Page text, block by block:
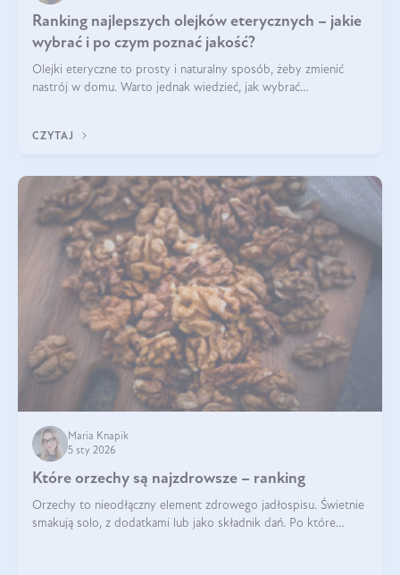
Ranking najlepszych olejków eterycznych – jakie
wybrać i po czym poznać jakość?
Olejki eteryczne to prosty i naturalny sposób, żeby zmienić
nastrój w domu. Warto jednak wiedzieć, jak wybrać
kryteria wyboru!
CZYTAJ
Maria Knapik
5 sty 2026
Które orzechy są najzdrowsze – ranking
Orzechy to nieodłączny element zdrowego jadłospisu. Świetnie
smakują solo, z dodatkami lub jako składnik dań. Po które